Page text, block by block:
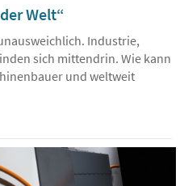
Welt“
Industrie,
sich mittendrin. Wie kann
und weltweit